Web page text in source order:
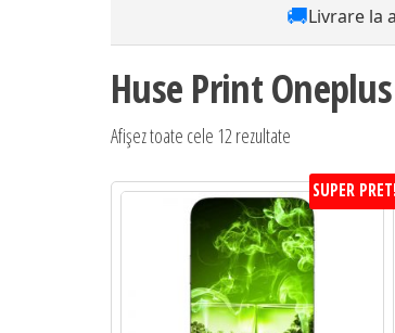
🚚Livrare la
Huse Print
Afișez toate cele 12 rezultate
preț:
de
la
mic
la
SUPER PRET!